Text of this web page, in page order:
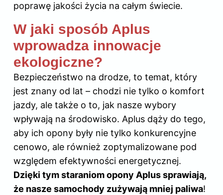
poprawę jakości życia na całym świecie.
W jaki sposób Aplus
wprowadza innowacje
ekologiczne?
Bezpieczeństwo na drodze, to temat, który
jest znany od lat – chodzi nie tylko o komfort
jazdy, ale także o to, jak nasze wybory
wpływają na środowisko. Aplus dąży do tego,
aby ich opony były nie tylko konkurencyjne
cenowo, ale również zoptymalizowane pod
względem efektywności energetycznej.
Dzięki tym staraniom opony Aplus sprawiają,
że nasze samochody zużywają mniej paliwa!